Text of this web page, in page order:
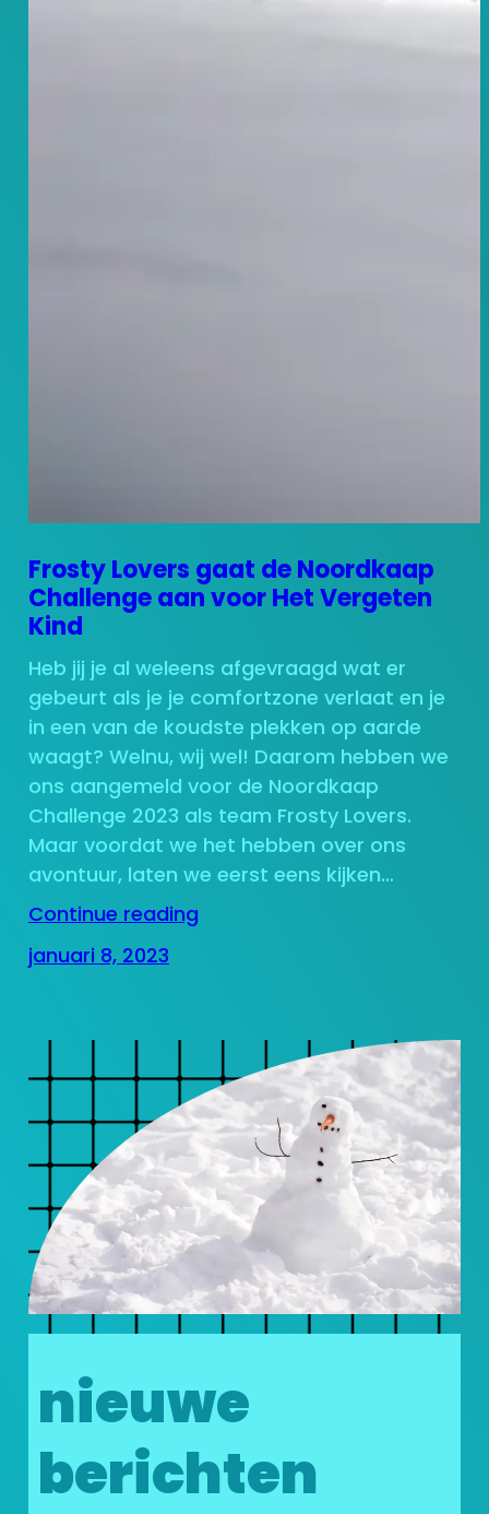
Frosty Lovers gaat de Noordkaap
Challenge aan voor Het Vergeten
Kind
Heb jij je al weleens afgevraagd wat er
gebeurt als je je comfortzone verlaat en je
in een van de koudste plekken op aarde
waagt? Welnu, wij wel! Daarom hebben we
ons aangemeld voor de Noordkaap
Challenge 2023 als team Frosty Lovers.
Maar voordat we het hebben over ons
avontuur, laten we eerst eens kijken…
Continue reading
januari 8, 2023
nieuwe
berichten